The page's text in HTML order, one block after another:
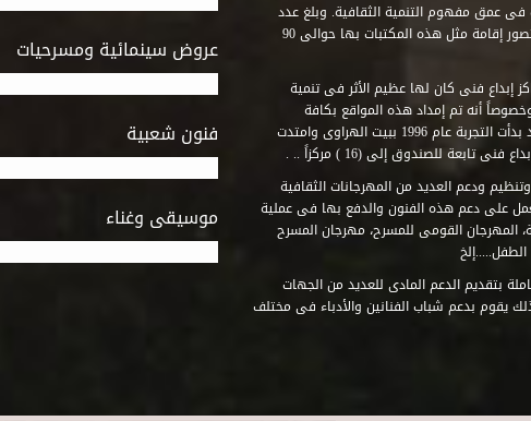
عروض سينمائية ومسرحيات
فنون شعبية
موسيقى وغناء
فى عمق مفهوم التنمية الثقافية. وبلغ عدد
المكتبات التى أنشأها الصندوق فى أماكن لم يكن من المتصور إقامة مثل هذه المكتبات بها حوالى 90
إبداع فنى كان لها عظيم الأثر فى تنمية
أنه تم إمداد هذه المواقع بكافة
المتطلبات التى تكفل لها أداء دورها الثقافى والفنى. وقد بدأت التجربة عام 1996 ببيت الهراوى وامتدت
تابعة للصندوق إلى (16 ) مركزاً .. .
ودعم العديد من المهرجانات الثقافية
على دعم هذه الفنون والدفع بها فى عملية
المهرجان القومى للمسرح، مهرجان المسرح
بتقديم الدعم المادى للعديد من الجهات
يقوم بدعم شباب الفنانين والأدباء فى مختلف